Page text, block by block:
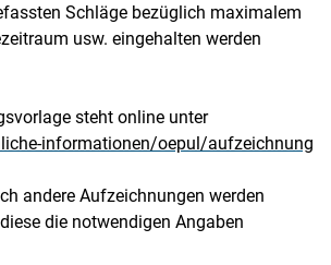
Schläge bezüglich maximalem
usw. eingehalten werden
steht online unter
informationen/oepul/aufzeichnung
andere Aufzeichnungen werden
die notwendigen Angaben